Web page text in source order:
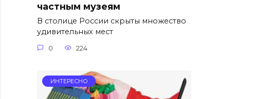
частным музеям
В столице России скрыты множество
удивительных мест
0 224
ИНТЕРЕСНО